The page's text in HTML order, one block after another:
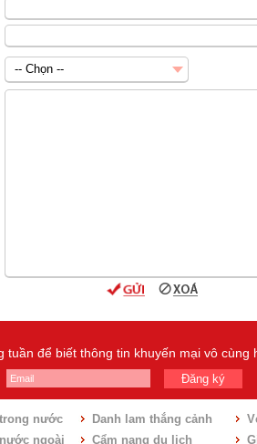
-- Chọn --
Thuê hướng dẫn viên
tuần để biết thông tin khuyến mại vô cùng
Đăng ký
nước
ngoài
Danh lam thắng cảnh
Cẩm nang du lịch